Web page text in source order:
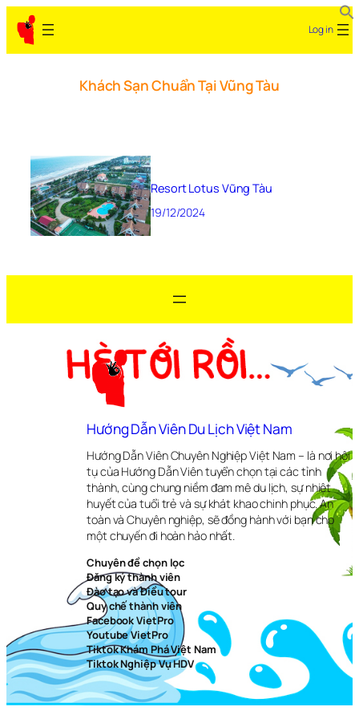
Log in
Khách Sạn Chuẩn Tại Vũng Tàu
Resort Lotus Vũng Tàu
19/12/2024
Hướng Dẫn Viên Du Lịch Việt Nam
Hướng Dẫn Viên Chuyên Nghiệp Việt Nam – là nơi hội
tụ của Hướng Dẫn Viên tuyển chọn tại các tỉnh
thành, cùng chung niềm đam mê du lịch, sự nhiệt
huyết của tuổi trẻ và sự khát khao chinh phục. An
toàn và Chuyên nghiệp, sẽ đồng hành với bạn cho
một chuyến đi hoàn hảo nhất.
Chuyên đề chọn lọc
Đăng ký thành viên
Đào tạo và Điều tour
Quy chế thành viên
Facebook VietPro
Youtube VietPro
Tiktok Khám Phá Việt Nam
Tiktok Nghiệp Vụ HDV